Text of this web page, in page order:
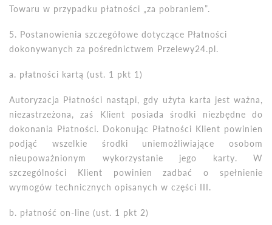
Towaru w przypadku płatności „za pobraniem”.
5. Postanowienia szczegółowe dotyczące Płatności
dokonywanych za pośrednictwem Przelewy24.pl.
a. płatności kartą (ust. 1 pkt 1)
Autoryzacja Płatności nastąpi, gdy użyta karta jest ważna,
niezastrzeżona, zaś Klient posiada środki niezbędne do
dokonania Płatności. Dokonując Płatności Klient powinien
podjąć wszelkie środki uniemożliwiające osobom
nieupoważnionym wykorzystanie jego karty. W
szczególności Klient powinien zadbaćo spełnienie
wymogów technicznych opisanych w części III.
b. płatność on-line (ust. 1 pkt 2)